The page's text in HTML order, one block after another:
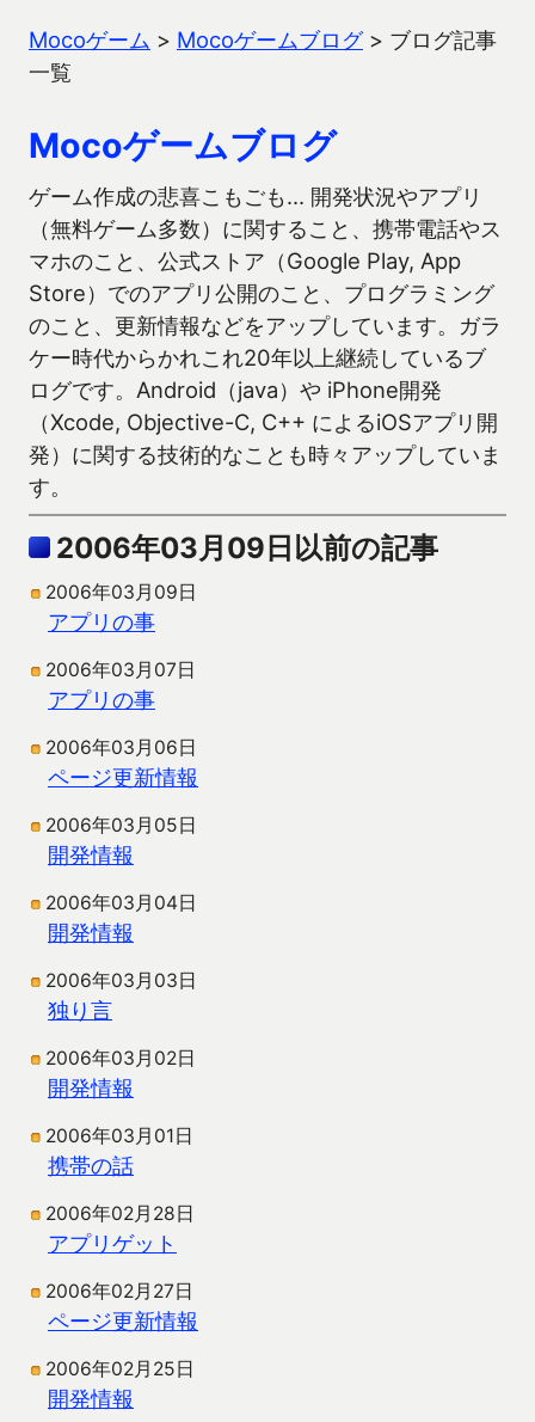
Mocoゲーム > Mocoゲームブログ> ブログ記事
一覧
Mocoゲームブログ
ゲーム作成の悲喜こもごも… 開発状況やアプリ
（無料ゲーム多数）に関すること、携帯電話やス
マホのこと、公式ストア（Google Play, App
Store）でのアプリ公開のこと、プログラミング
のこと、更新情報などをアップしています。ガラ
ケー時代からかれこれ20年以上継続しているブ
ログです。Android（java）や iPhone開発
（Xcode, Objective-C, C++ によるiOSアプリ開
発）に関する技術的なことも時々アップしていま
す。
2006年03月09日以前の記事
2006年03月09日
アプリの事
2006年03月07日
アプリの事
2006年03月06日
ページ更新情報
2006年03月05日
開発情報
2006年03月04日
開発情報
2006年03月03日
独り言
2006年03月02日
開発情報
2006年03月01日
携帯の話
2006年02月28日
アプリゲット
2006年02月27日
ページ更新情報
2006年02月25日
開発情報